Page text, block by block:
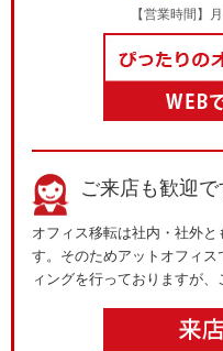
【営業時間】
ご来店も歓迎で
オフィス移転は社内・社外
す。そのためアットオフィ
ィングを行っておりますが、